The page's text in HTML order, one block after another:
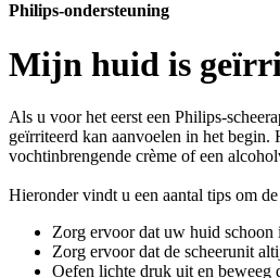
Philips-ondersteuning
Mijn huid is
Als u voor het eerst een Philips-
geïrriteerd kan aanvoelen in het begin.
vochtinbrengende crème of een
Hieronder vindt u een aantal tips om
Zorg ervoor dat uw huid schoon
Zorg ervoor dat de scheerunit
Oefen lichte druk uit en beweeg